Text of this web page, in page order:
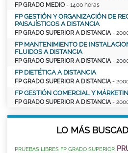
FP GRADO MEDIO - 1400 horas
FP GESTIÓN Y ORGANIZACIÓN DE
PAISAJÍSTICOS A DISTANCIA
FP GRADO SUPERIOR A DISTANCIA -
FP MANTENIMIENTO DE
FLUIDOS A DISTANCIA
FP GRADO SUPERIOR A DISTANCIA -
FP DIETÉTICA A DISTANCIA
FP GRADO SUPERIOR A DISTANCIA -
FP GESTIÓN COMERCIAL Y
FP GRADO SUPERIOR A DISTANCIA -
LO MÁS
PRUEBAS LIBRES FP GRADO SUPERIOR